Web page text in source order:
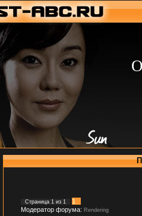
Страница 1 из 1
1
Модератор форума: Rendering